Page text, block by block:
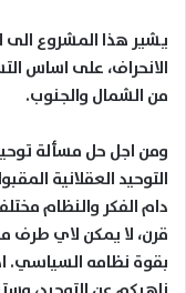
يشير هذا المشروع الى
الانحراف، على اساس
من الشمال والجنوب.
ومن اجل حل مسألة
التوحيد العقلانية
دام الفكر والنظام
قرن، لا يمكن لاي طرف
بقوة نظامه السياسي.